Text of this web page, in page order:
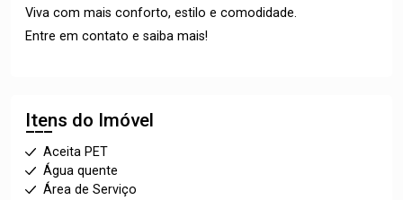
Viva com mais conforto, estilo e comodidade.
Entre em contato e saiba mais!
Itens do Imóvel
Aceita PET
Água quente
Área de Serviço